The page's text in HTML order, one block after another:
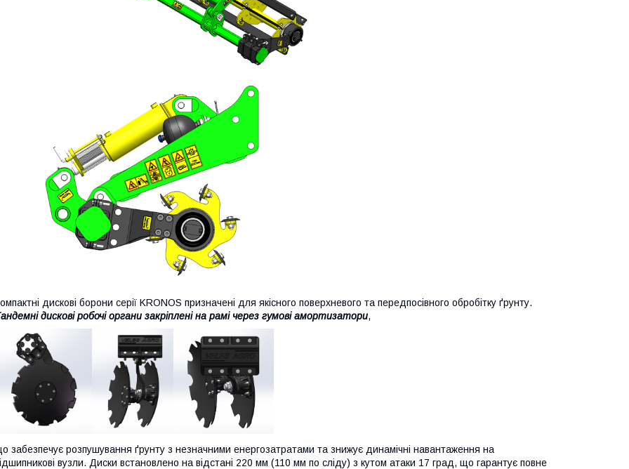
дискові борони серії KRONOS призначені для якісного поверхневого та передпосівного обробітку ґрунту.
дискові робочі органи закріплені на рамі через гумові амортизатори,
забезпечує розпушування ґрунту з незначними енергозатратами та знижує динамічні навантаження на
вузли. Диски встановлено на відстані 220 мм (110 мм по сліду) з кутом атаки 17 град, що гарантує повне